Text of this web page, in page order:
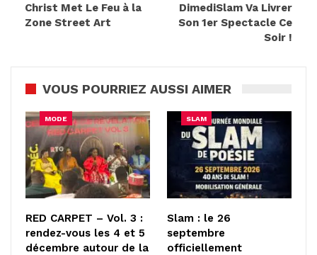
Christ Met Le Feu à la
Zone Street Art
DimediSlam Va Livrer
Son 1er Spectacle Ce
Soir !
VOUS POURRIEZ AUSSI AIMER
MODE
RED CARPET – Vol. 3 :
rendez-vous les 4 et 5
décembre autour de la
SLAM
Slam : le 26
septembre
officiellement